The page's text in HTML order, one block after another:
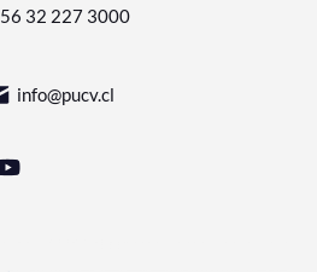
56 32 227 3000
info@pucv.cl